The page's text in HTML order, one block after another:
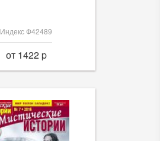
Индекс Ф42489
от 1422 p